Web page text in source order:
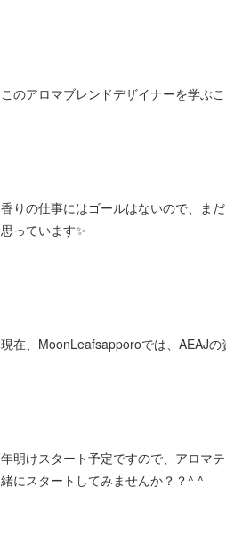
このアロマブレンドデザイナーを学ぶ
香りの仕事にはゴールはないので、ま
思っています✨
現在、MoonLeafsapporoでは、AEAJの
年明けスタート予定ですので、アロマ
緒にスタートしてみませんか？？^ ^